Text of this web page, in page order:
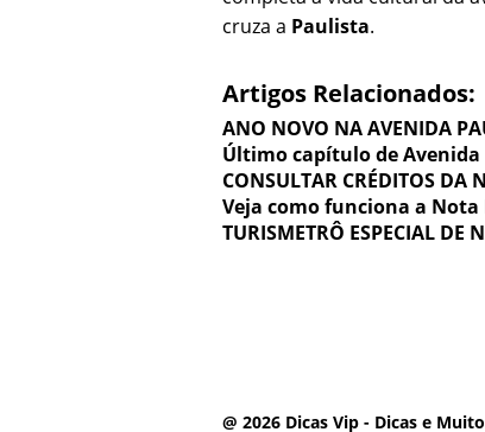
cruza a Paulista.
Artigos Relacionados:
ANO NOVO NA AVENIDA
Último capítulo de
CONSULTAR CRÉDITOS DA
Veja como funciona a Nota
TURISMETRÔ ESPECIAL DE
@ 2026 Dicas Vip - Dicas e